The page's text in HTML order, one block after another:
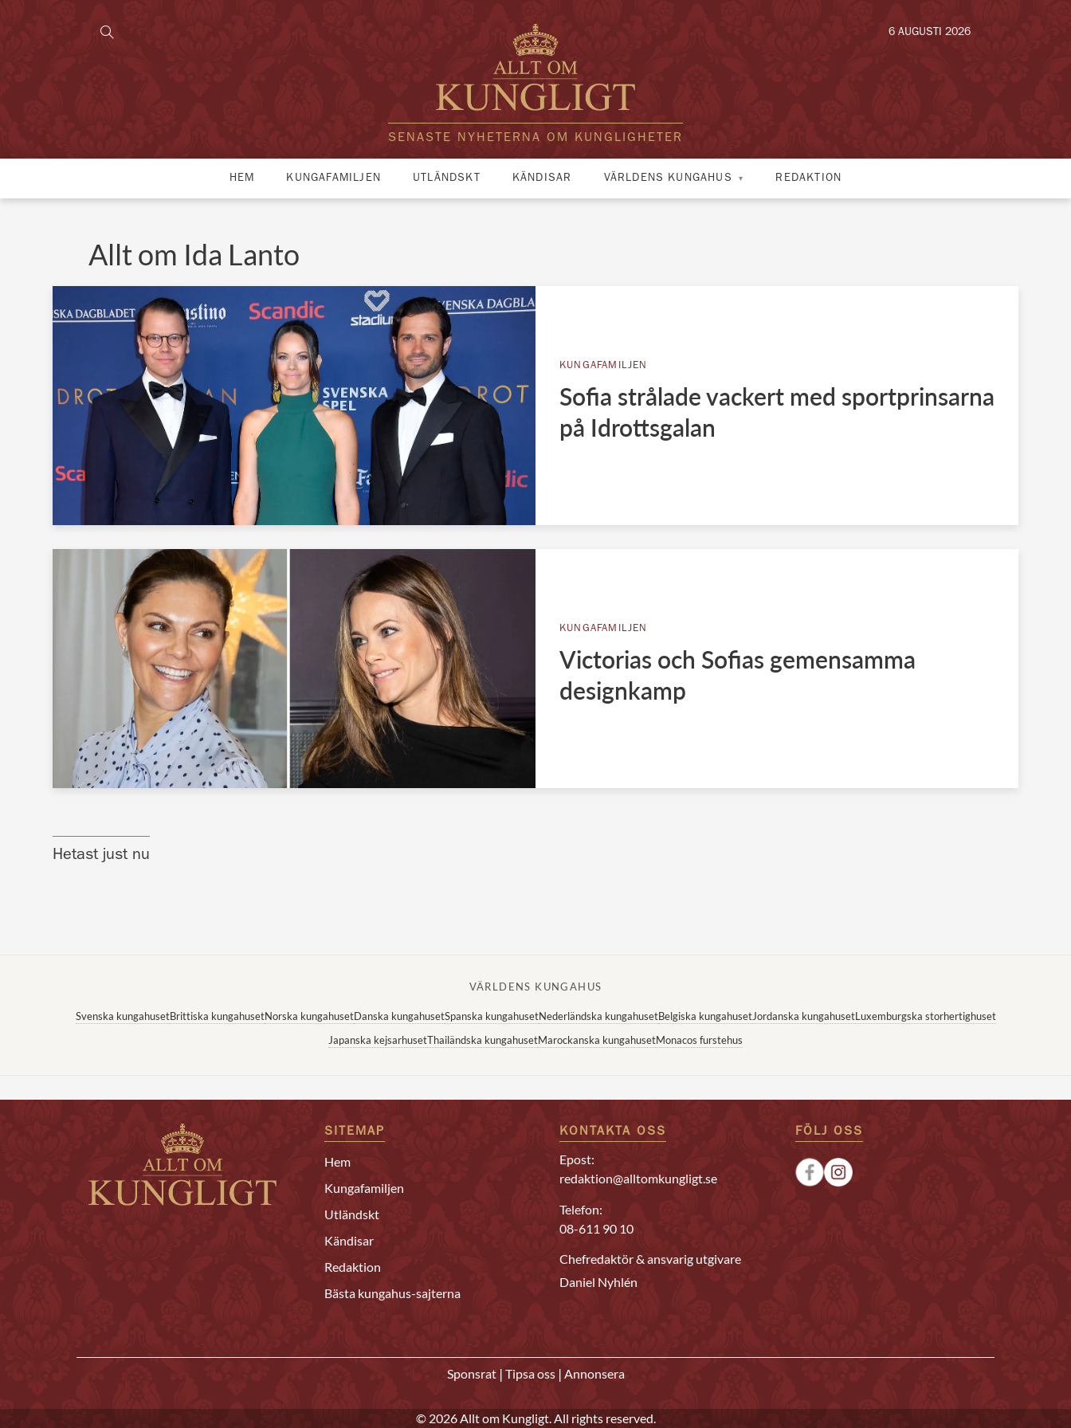
SENASTE NYHETERNA OM KUNGLIGHETER
6 AUGUSTI 2026
HEM KUNGAFAMILJEN UTLÄNDSKT KÄNDISAR VÄRLDENS KUNGAHUS REDAKTION
Allt om Ida Lanto
KUNGAFAMILJEN
Sofia strålade vackert med sportprinsarna
på Idrottsgalan
KUNGAFAMILJEN
Victorias och Sofias gemensamma
designkamp
Hetast just nu
VÄRLDENS KUNGAHUS
Svenska kungahusetBrittiska kungahusetNorska kungahusetDanska kungahusetSpanska kungahusetNederländska kungahusetBelgiska kungahusetJordanska kungahusetLuxemburgska storhertighuset
Japanska kejsarhusetThailändska kungahusetMarockanska kungahusetMonacos furstehus
SITEMAP
Hem
Kungafamiljen
Utländskt
Kändisar
Redaktion
Bästa kungahus-sajterna
KONTAKTA OSS
Epost:
redaktion@alltomkungligt.se
Telefon:
08-611 90 10
Chefredaktör & ansvarig utgivare
Daniel Nyhlén
FÖLJ OSS
Sponsrat | Tipsa oss | Annonsera
© 2026 Allt om Kungligt. All rights reserved.